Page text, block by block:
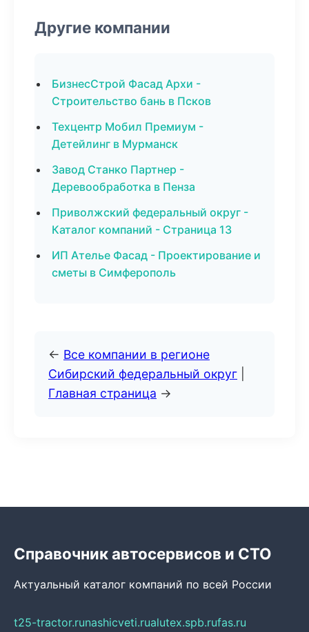
Другие компании
БизнесСтрой Фасад Архи -
Строительство бань в Псков
Техцентр Мобил Премиум -
Детейлинг в Мурманск
Завод Станко Партнер -
Деревообработка в Пенза
Приволжский федеральный округ -
Каталог компаний - Страница 13
ИП Ателье Фасад - Проектирование и
сметы в Симферополь
← Все компании в регионе
Сибирский федеральный округ
Главная страница →
Справочник автосервисов и СТО
Актуальный каталог компаний по всей России
t25-tractor.runashicveti.rualutex.spb.rufas.ru